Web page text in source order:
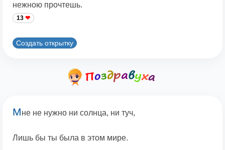
нежною прочтешь.
13
Создать открытку
Мне не нужно ни солнца, ни туч,
Лишь бы ты была в этом мире.